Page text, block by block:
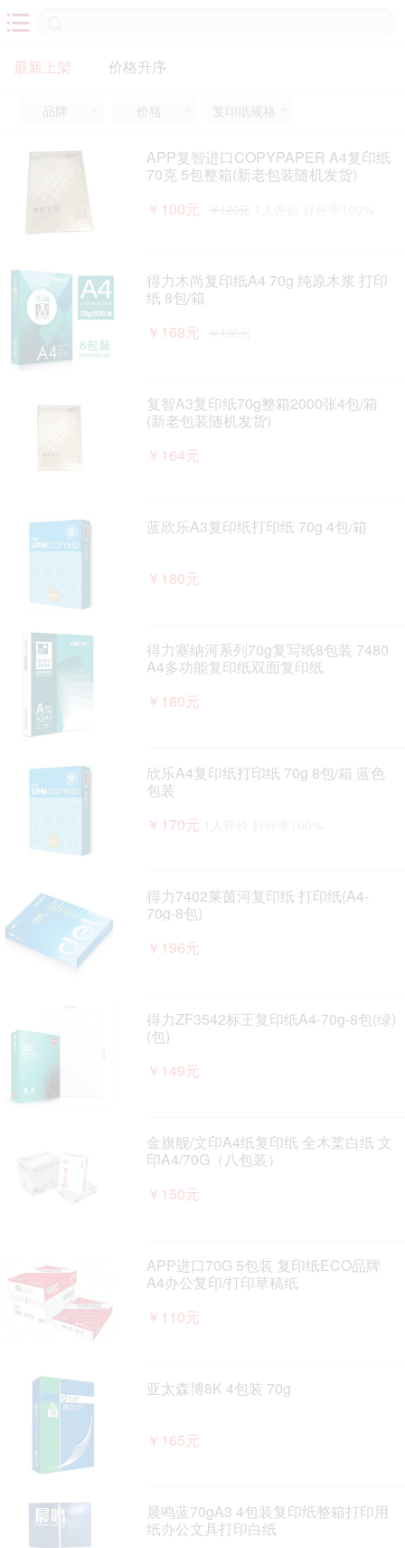

最新上架 价格升序
品牌 价格 复印纸规格
APP复智进口COPYPAPER A4复印纸
70克 5包整箱(新老包装随机发货)
￥100元
得力木尚复印纸A4 70g 纯原木浆 打印
纸 8包/箱
￥168元
复智A3复印纸70g整箱2000张4包/箱
(新老包装随机发货)
￥164元
蓝欣乐A3复印纸打印纸 70g 4包/箱
￥180元
得力塞纳河系列70g复写纸8包装 7480
A4多功能复印纸双面复印纸
￥180元
欣乐A4复印纸打印纸 70g 8包/箱 蓝色
包装
￥170元
得力7402莱茵河复印纸 打印纸(A4-
70g-8包)
￥196元
得力ZF3542标王复印纸A4-70g-8包(绿)
(包)
￥149元
金旗舰/文印A4纸复印纸 全木桨白纸 文
印A4/70G（八包装）
￥150元
APP进口70G 5包装 复印纸ECO品牌
A4办公复印/打印草稿纸
￥110元
亚太森博8K 4包装 70g
￥165元
晨鸣蓝70gA3 4包装复印纸整箱打印用
纸办公文具打印白纸